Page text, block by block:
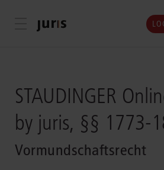
Menü öffnen
STAUDINGER
by juris, §§ 1773-
Vormundschaftsrecht